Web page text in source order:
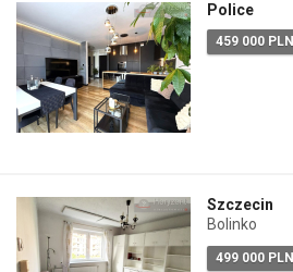
Police
459 000 PLN
Szczecin
Bolinko
499 000 PLN